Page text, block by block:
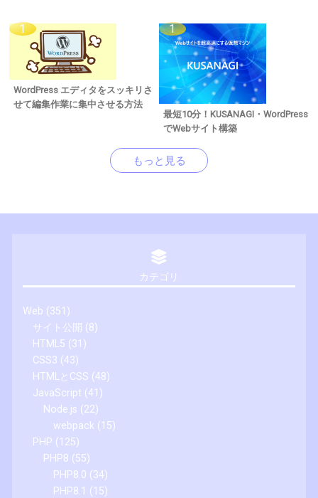
WordPress エディタをスッキリさ
せて編集作業に集中させる方法
最短10分！KUSANAGI・WordPress
でWebサイト構築
もっと見る
カテゴリ
Web (351)
サイト公開 (8)
HTML5 (31)
CSS3 (43)
HTMLとCSS (48)
JavaScript (41)
Node.js (22)
webpack (15)
PHP (125)
PHP8 (55)
PHP8.0 (34)
PHP8.1 (15)